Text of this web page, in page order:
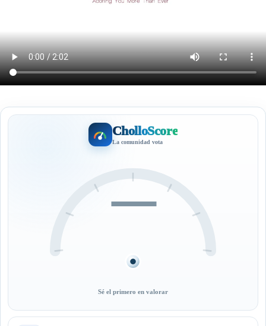
CholloScore
La comunidad vota
—
Sé el primero en valorar